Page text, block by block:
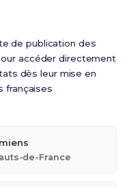
de publication des
accéder directement
dès leur mise en
françaises
de-France